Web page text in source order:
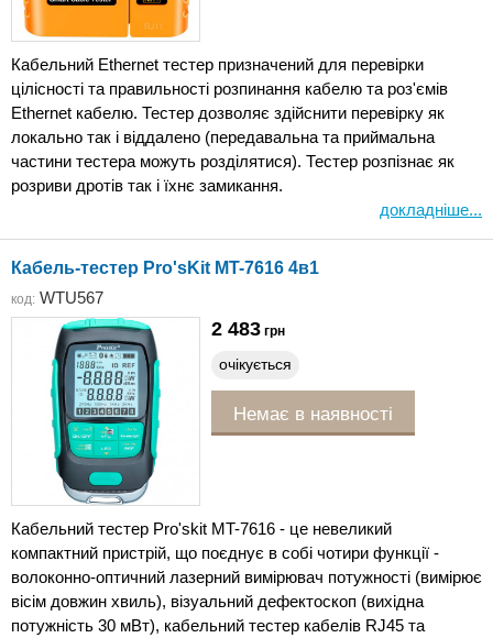
Кабельний Ethernet тестер призначений для перевірки
цілісності та правильності розпинання кабелю та роз'ємів
Ethernet кабелю. Тестер дозволяє здійснити перевірку як
локально так і віддалено (передавальна та приймальна
частини тестера можуть розділятися). Тестер розпізнає як
розриви дротів так і їхнє замикання.
докладніше...
Кабель-тестер Pro'sKit MT-7616 4в1
код: WTU567
2 483 грн
очікується
Немає в наявності
Кабельний тестер Pro'skit MT-7616 - це невеликий
компактний пристрій, що поєднує в собі чотири функції -
волоконно-оптичний лазерний вимірювач потужності (вимірює
вісім довжин хвиль), візуальний дефектоскоп (вихідна
потужність 30 мВт), кабельний тестер кабелів RJ45 та